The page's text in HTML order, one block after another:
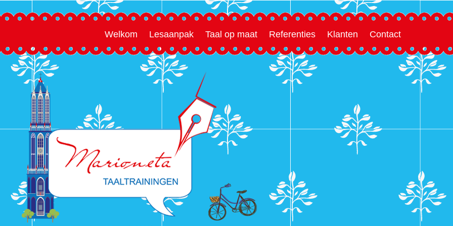
Welkom Lesaanpak Taal op maat Referenties Klanten Contact